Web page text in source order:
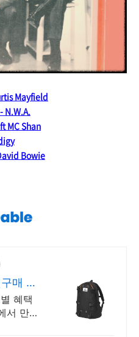
Mayfield
N.W.A.
MC Shan
Bowie
매 최
혜택
서 만나